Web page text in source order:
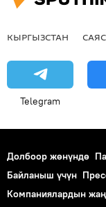
КЫРГЫЗСТАН
Telegram
Долбоор жөнүндө
Байланыш үчүн
Компаниялардын